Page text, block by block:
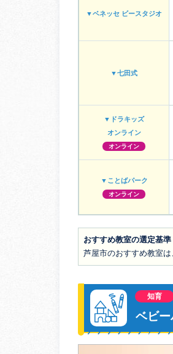
▼ベネッセ ビースタジオ
▼七田式
▼ドラキッズ
オンライン
オンライン
▼ことばパーク
オンライン
おすすめ教室の選定基準
芦屋市のおすすめ教室
知育
ベビー